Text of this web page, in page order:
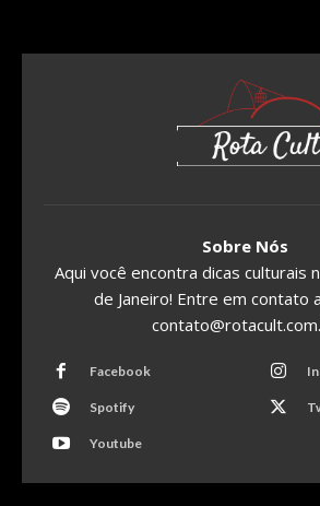
Sobre Nós
Aqui você encontra dicas culturais
de Janeiro! Entre em contato
Facebook
Spotify
Youtube